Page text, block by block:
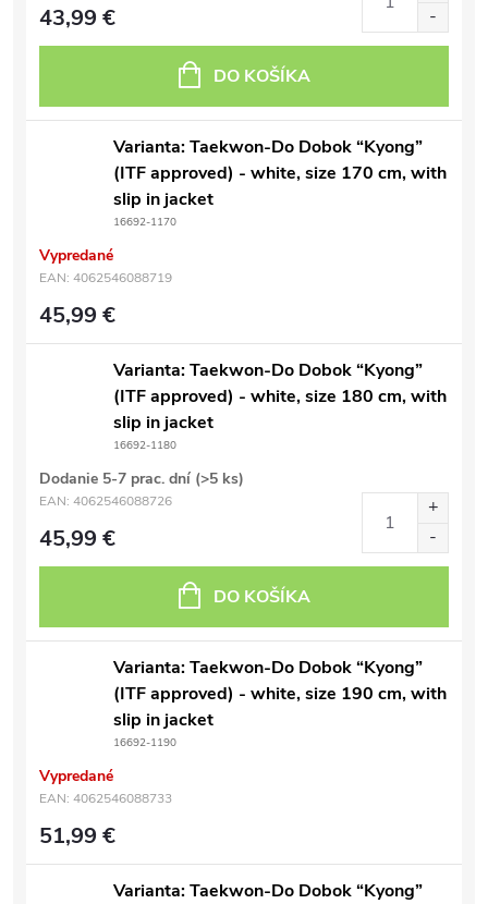
43,99 €
DO KOŠÍKA
Varianta: Taekwon-Do Dobok “Kyong”
(ITF approved) - white, size 170 cm, with
slip in jacket
16692-1170
Vypredané
EAN: 4062546088719
45,99 €
Varianta: Taekwon-Do Dobok “Kyong”
(ITF approved) - white, size 180 cm, with
slip in jacket
16692-1180
Dodanie 5-7 prac. dní (>5 ks)
EAN: 4062546088726
45,99 €
DO KOŠÍKA
Varianta: Taekwon-Do Dobok “Kyong”
(ITF approved) - white, size 190 cm, with
slip in jacket
16692-1190
Vypredané
EAN: 4062546088733
51,99 €
Varianta: Taekwon-Do Dobok “Kyong”